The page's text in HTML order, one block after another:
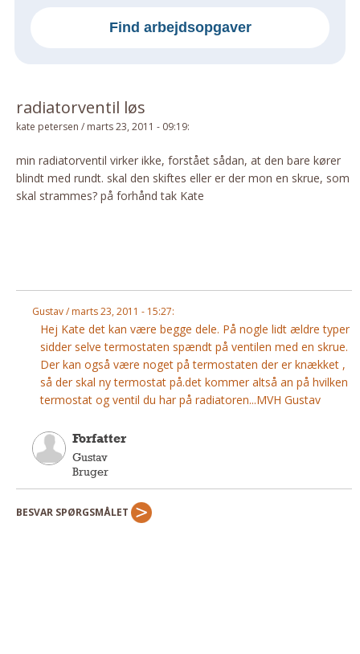
HANDYMAN
Tips Og Tricks
Kemi
Andet
Båd
Om Værktøj
Andet
RENGØRING
Rengøring Af Overflader
Find arbejdsopgaver
radiatorventil løs
kate petersen / marts 23, 2011 - 09:19:
min radiatorventil virker ikke, forstået sådan, at den bare kører
blindt med rundt. skal den skiftes eller er der mon en skrue, som
skal strammes? på forhånd tak Kate
Gustav / marts 23, 2011 - 15:27:
Hej Kate det kan være begge dele. På nogle lidt ældre typer
sidder selve termostaten spændt på ventilen med en skrue.
Der kan også være noget på termostaten der er knækket ,
så der skal ny termostat på.det kommer altså an på hvilken
termostat og ventil du har på radiatoren...MVH Gustav
Forfatter
Gustav
Bruger
BESVAR SPØRGSMÅLET